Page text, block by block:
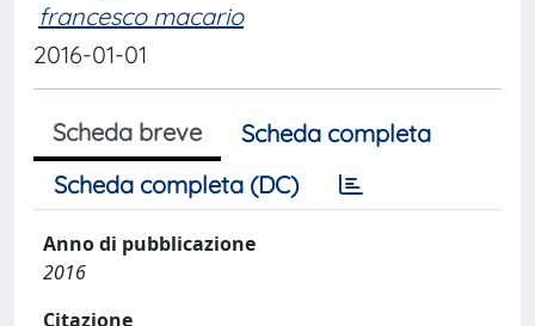
francesco macario
2016-01-01
Scheda breve
Scheda completa
Scheda completa (DC)
Anno di pubblicazione
2016
Citazione